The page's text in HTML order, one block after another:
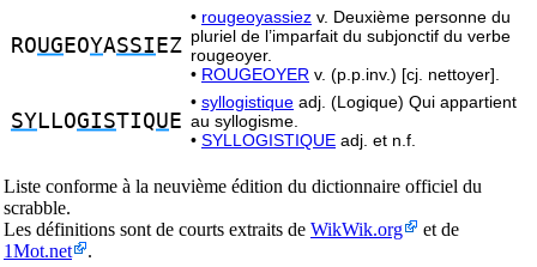
ROUG EOYASSI EZ
• rougeoyassiez v. Deuxième personne du
pluriel de l’imparfait du subjonctif du verbe
rougeoyer.
• ROUGEOYER v. (p.p.inv.) [cj. nettoyer].
SYLLOGISTIQU E
• syllogistique adj. (Logique) Qui appartient
au syllogisme.
• SYLLOGISTIQUE adj. et n.f.
Liste conforme à la neuvième édition du dictionnaire officiel du
scrabble.
Les définitions sont de courts extraits de WikWik.org
et de
1Mot.net
.